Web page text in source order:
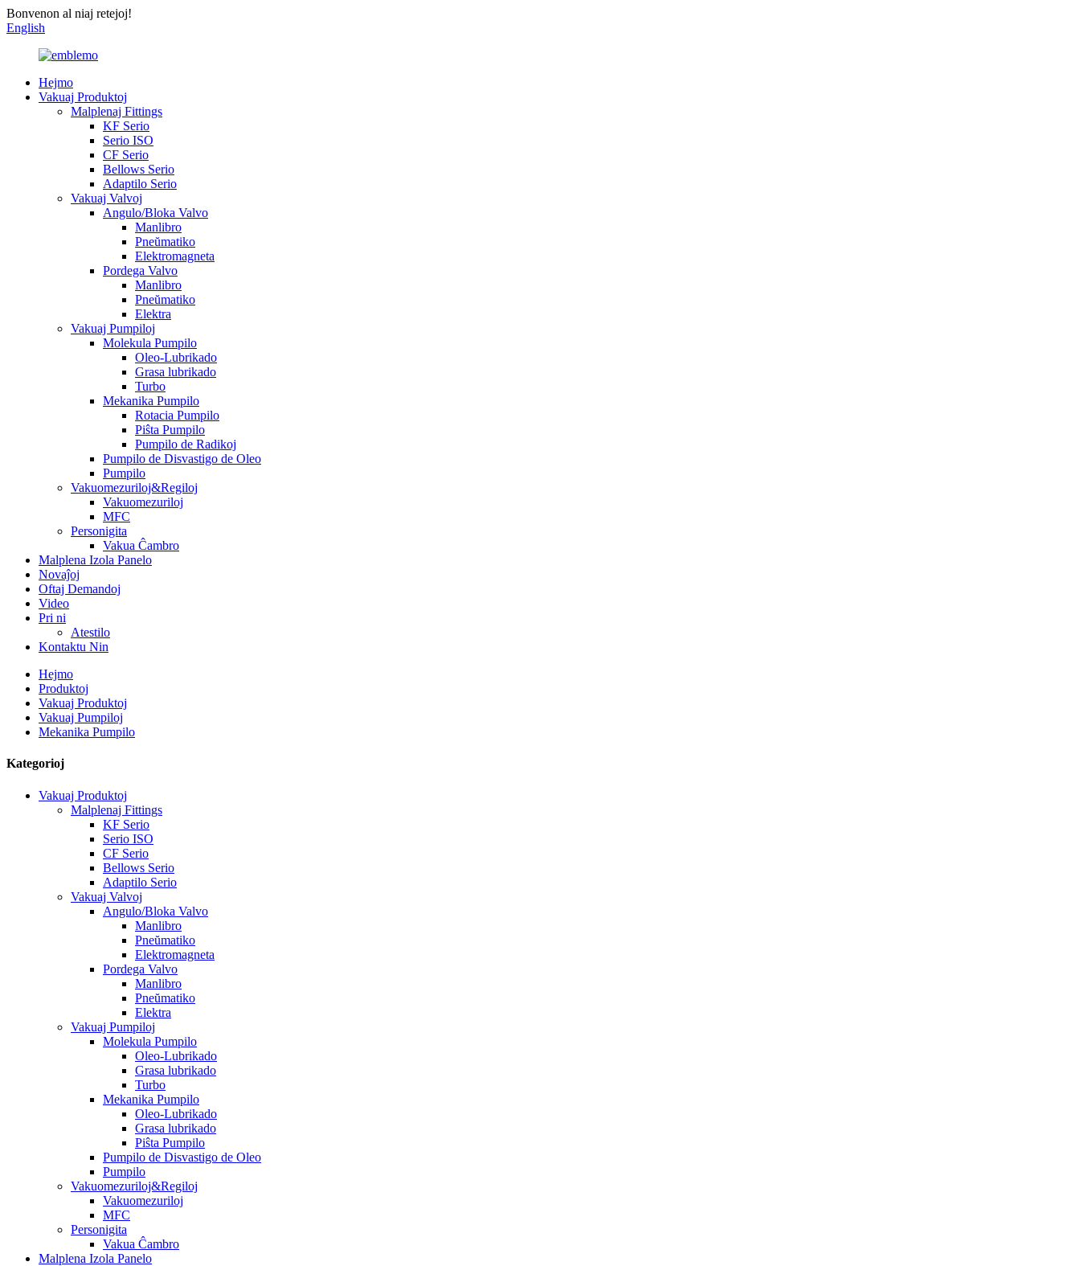
Bonvenon al niaj retejoj!
English
Hejmo
Vakuaj Produktoj
Malplenaj Fittings
KF Serio
Serio ISO
CF Serio
Bellows Serio
Adaptilo Serio
Vakuaj Valvoj
Angulo/Bloka Valvo
Manlibro
Pneŭmatiko
Elektromagneta
Pordega Valvo
Manlibro
Pneŭmatiko
Elektra
Vakuaj Pumpiloj
Molekula Pumpilo
Oleo-Lubrikado
Grasa lubrikado
Turbo
Mekanika Pumpilo
Rotacia Pumpilo
Piŝta Pumpilo
Pumpilo de Radikoj
Pumpilo de Disvastigo de Oleo
Pumpilo
Vakuomezuriloj&Regiloj
Vakuomezuriloj
MFC
Personigita
Vakua Ĉambro
Malplena Izola Panelo
Novaĵoj
Oftaj Demandoj
Video
Pri ni
Atestilo
Kontaktu Nin
Hejmo
Produktoj
Vakuaj Produktoj
Vakuaj Pumpiloj
Mekanika Pumpilo
Kategorioj
Vakuaj Produktoj
Malplenaj Fittings
KF Serio
Serio ISO
CF Serio
Bellows Serio
Adaptilo Serio
Vakuaj Valvoj
Angulo/Bloka Valvo
Manlibro
Pneŭmatiko
Elektromagneta
Pordega Valvo
Manlibro
Pneŭmatiko
Elektra
Vakuaj Pumpiloj
Molekula Pumpilo
Oleo-Lubrikado
Grasa lubrikado
Turbo
Mekanika Pumpilo
Oleo-Lubrikado
Grasa lubrikado
Piŝta Pumpilo
Pumpilo de Disvastigo de Oleo
Pumpilo
Vakuomezuriloj&Regiloj
Vakuomezuriloj
MFC
Personigita
Vakua Ĉambro
Malplena Izola Panelo